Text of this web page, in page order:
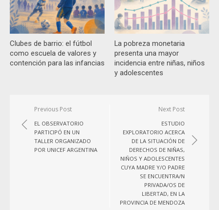
Clubes de barrio: el fútbol
como escuela de valores y
contención para las infancias
La pobreza monetaria
presenta una mayor
incidencia entre niñas, niños
y adolescentes
Navegación
de
entradas
Previous Post
EL OBSERVATORIO
PARTICIPÓ EN UN
TALLER ORGANIZADO
POR UNICEF ARGENTINA
Next Post
ESTUDIO
EXPLORATORIO ACERCA
DE LA SITUACIÓN DE
DERECHOS DE NIÑAS,
NIÑOS Y ADOLESCENTES
CUYA MADRE Y/O PADRE
SE ENCUENTRA/N
PRIVADA/OS DE
LIBERTAD, EN LA
PROVINCIA DE MENDOZA